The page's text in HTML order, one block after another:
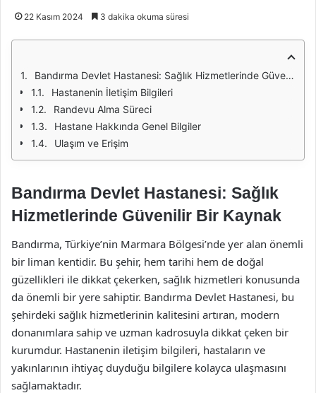
22 Kasım 2024 3 dakika okuma süresi
Bandırma Devlet Hastanesi: Sağlık Hizmetlerinde Güvenilir Bir Kaynak
Hastanenin İletişim Bilgileri
Randevu Alma Süreci
Hastane Hakkında Genel Bilgiler
Ulaşım ve Erişim
Bandırma Devlet Hastanesi: Sağlık
Hizmetlerinde Güvenilir Bir Kaynak
Bandırma, Türkiye’nin Marmara Bölgesi’nde yer alan önemli
bir liman kentidir. Bu şehir, hem tarihi hem de doğal
güzellikleri ile dikkat çekerken, sağlık hizmetleri konusunda
da önemli bir yere sahiptir. Bandırma Devlet Hastanesi, bu
şehirdeki sağlık hizmetlerinin kalitesini artıran, modern
donanımlara sahip ve uzman kadrosuyla dikkat çeken bir
kurumdur. Hastanenin iletişim bilgileri, hastaların ve
yakınlarının ihtiyaç duyduğu bilgilere kolayca ulaşmasını
sağlamaktadır.